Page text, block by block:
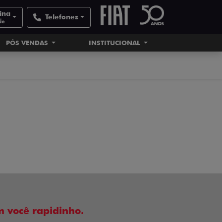
Telefones
PÓS VENDAS INSTITUCIONAL
você rapidinho.